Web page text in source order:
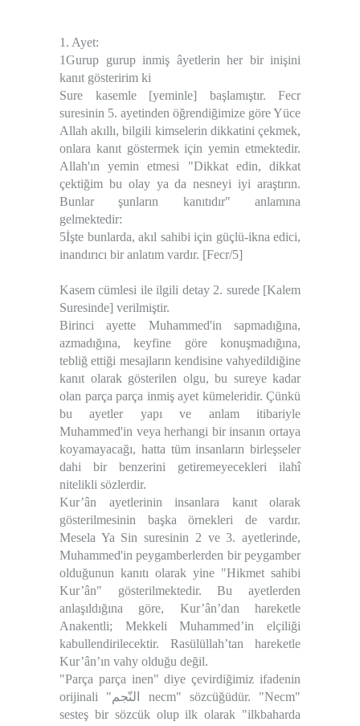
1. Ayet:
1Gurup gurup inmiş âyetlerin her bir inişini
kanıt gösteririm ki
Sure kasemle [yeminle] başlamıştır. Fecr
suresinin 5. ayetinden öğrendiğimize göre Yüce
Allah akıllı, bilgili kimselerin dikkatini çekmek,
onlara kanıt göstermek için yemin etmektedir.
Allah'ın yemin etmesi "Dikkat edin, dikkat
çektiğim bu olay ya da nesneyi iyi araştırın.
Bunlar şunların kanıtıdır" anlamına
gelmektedir:
5İşte bunlarda, akıl sahibi için güçlü-ikna edici,
inandırıcı bir anlatım vardır. [Fecr/5]
Kasem cümlesi ile ilgili detay 2. surede [Kalem
Suresinde] verilmiştir.
Birinci ayette Muhammed'in sapmadığına,
azmadığına, keyfine göre konuşmadığına,
tebliğ ettiği mesajların kendisine vahyedildiğine
kanıt olarak gösterilen olgu, bu sureye kadar
olan parça parça inmiş ayet kümeleridir. Çünkü
bu ayetler yapı ve anlam itibariyle
Muhammed'in veya herhangi bir insanın ortaya
koyamayacağı, hatta tüm insanların birleşseler
dahi bir benzerini getiremeyecekleri ilahî
nitelikli sözlerdir.
Kur’ân ayetlerinin insanlara kanıt olarak
gösterilmesinin başka örnekleri de vardır.
Mesela Ya Sin suresinin 2 ve 3. ayetlerinde,
Muhammed'in peygamberlerden bir peygamber
olduğunun kanıtı olarak yine "Hikmet sahibi
Kur’ân" gösterilmektedir. Bu ayetlerden
anlaşıldığına göre, Kur’ân’dan hareketle
Anakentli; Mekkeli Muhammed’in elçiliği
kabullendirilecektir. Rasülüllah’tan hareketle
Kur’ân’ın vahy olduğu değil.
"Parça parça inen" diye çevirdiğimiz ifadenin
orijinali "النّجم necm" sözcüğüdür. "Necm"
sesteş bir sözcük olup ilk olarak "ilkbaharda